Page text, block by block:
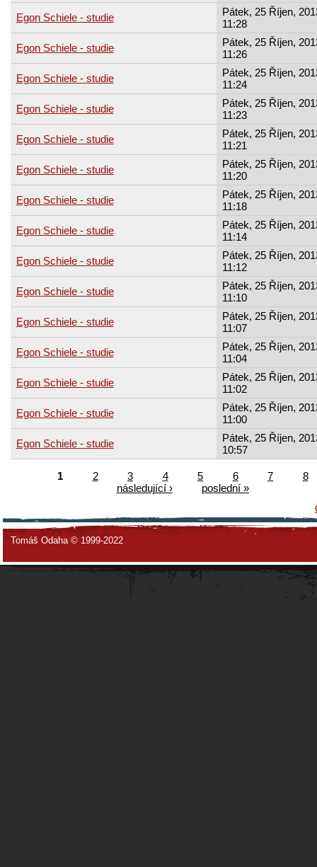
Egon Schiele - studie
Pátek, 25 Říjen,
11:28
Egon Schiele - studie
Pátek, 25 Říjen,
11:26
Egon Schiele - studie
Pátek, 25 Říjen,
11:24
Egon Schiele - studie
Pátek, 25 Říjen,
11:23
Egon Schiele - studie
Pátek, 25 Říjen,
11:21
Egon Schiele - studie
Pátek, 25 Říjen,
11:20
Egon Schiele - studie
Pátek, 25 Říjen,
11:18
Egon Schiele - studie
Pátek, 25 Říjen,
11:14
Egon Schiele - studie
Pátek, 25 Říjen,
11:12
Egon Schiele - studie
Pátek, 25 Říjen,
11:10
Egon Schiele - studie
Pátek, 25 Říjen,
11:07
Egon Schiele - studie
Pátek, 25 Říjen,
11:04
Egon Schiele - studie
Pátek, 25 Říjen,
11:02
Egon Schiele - studie
Pátek, 25 Říjen,
11:00
Egon Schiele - studie
Pátek, 25 Říjen,
10:57
1 2 3 4 5 6 7
8
následující ›
poslední »
Tomáš Odaha © 1999-2022